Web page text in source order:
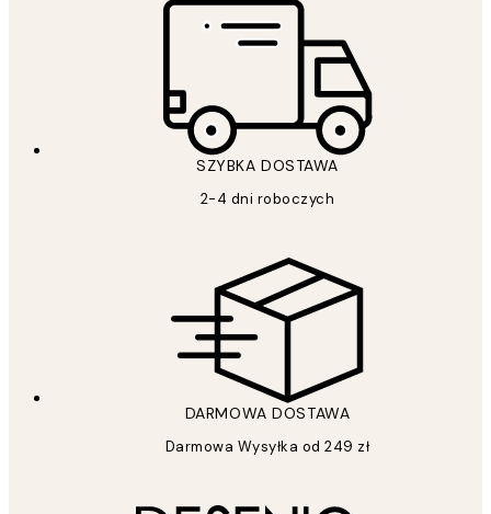
SZYBKA DOSTAWA
2-4 dni roboczych
DARMOWA DOSTAWA
Darmowa Wysyłka od 249 zł